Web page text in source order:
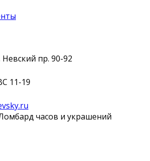
пр. 90-92
11-19
часов и украшений